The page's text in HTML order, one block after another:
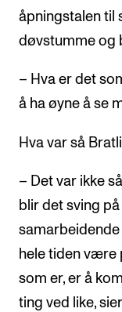
åpningstalen til
døvstumme og
– Hva er det
å ha øyne å se
Hva var så
– Det var ikke
blir det sving
samarbeidende
hele tiden være
som er, er å
ting ved like,